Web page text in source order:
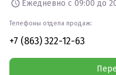
Ежедневно с 09:00 до
Телефоны отдела продаж:
+7 (863) 322-12-63